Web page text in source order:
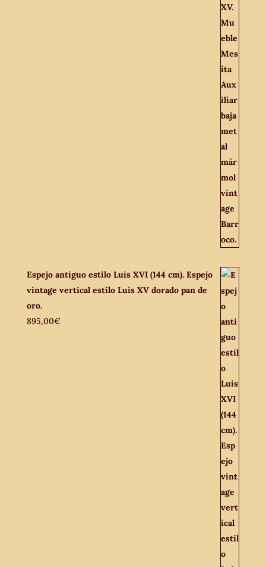
Espejo antiguo estilo Luis XVI (144 cm). Espejo
vintage vertical estilo Luis XV dorado pan de
oro.
895,00€